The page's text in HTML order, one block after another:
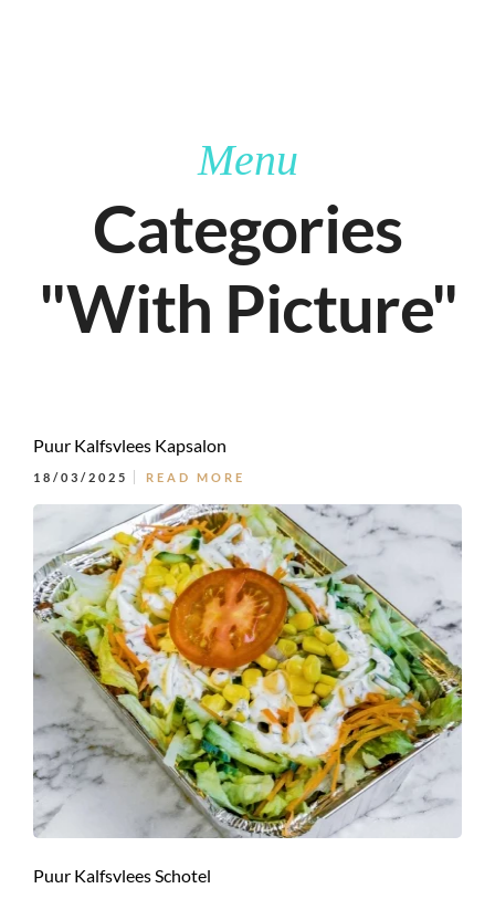
Menu
Categories
"With Picture"
Puur Kalfsvlees Kapsalon
18/03/2025 READ MORE
Puur Kalfsvlees Schotel